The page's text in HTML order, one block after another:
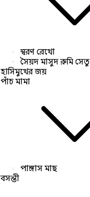
স্বরণ রেখো
সৈয়দ মাসুদ রুমি সেতু
হাসিমুখের জয়
পাঁচ মামা
পাঙ্গাস মাছ
বসন্তী